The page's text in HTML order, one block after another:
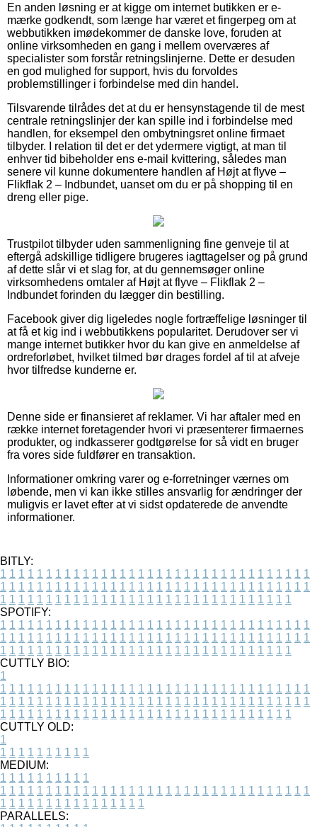
En anden løsning er at kigge om internet butikken er e-
mærke godkendt, som længe har været et fingerpeg om at
webbutikken imødekommer de danske love, foruden at
online virksomheden en gang i mellem overværes af
specialister som forstår retningslinjerne. Dette er desuden
en god mulighed for support, hvis du forvoldes
problemstillinger i forbindelse med din handel.
Tilsvarende tilrådes det at du er hensynstagende til de mest
centrale retningslinjer der kan spille ind i forbindelse med
handlen, for eksempel den ombytningsret online firmaet
tilbyder. I relation til det er det ydermere vigtigt, at man til
enhver tid bibeholder ens e-mail kvittering, således man
senere vil kunne dokumentere handlen af Højt at flyve –
Flikflak 2 – Indbundet, uanset om du er på shopping til en
dreng eller pige.
Trustpilot tilbyder uden sammenligning fine genveje til at
eftergå adskillige tidligere brugeres iagttagelser og på grund
af dette slår vi et slag for, at du gennemsøger online
virksomhedens omtaler af Højt at flyve – Flikflak 2 –
Indbundet forinden du lægger din bestilling.
Facebook giver dig ligeledes nogle fortræffelige løsninger til
at få et kig ind i webbutikkens popularitet. Derudover ser vi
mange internet butikker hvor du kan give en anmeldelse af
ordreforløbet, hvilket tilmed bør drages fordel af til at afveje
hvor tilfredse kunderne er.
Denne side er finansieret af reklamer. Vi har aftaler med en
række internet foretagender hvori vi præsenterer firmaernes
produkter, og indkasserer godtgørelse for så vidt en bruger
fra vores side fuldfører en transaktion.
Informationer omkring varer og e-forretninger værnes om
løbende, men vi kan ikke stilles ansvarlig for ændringer der
muligvis er lavet efter at vi sidst opdaterede de anvendte
informationer.
BITLY:
1 1 1 1 1 1 1 1 1 1 1 1 1 1 1 1 1 1 1 1 1 1 1 1 1 1 1 1 1 1 1 1 1 1
1 1 1 1 1 1 1 1 1 1 1 1 1 1 1 1 1 1 1 1 1 1 1 1 1 1 1 1 1 1 1 1 1 1
1 1 1 1 1 1 1 1 1 1 1 1 1 1 1 1 1 1 1 1 1 1 1 1 1 1 1 1 1 1 1 1
SPOTIFY:
1 1 1 1 1 1 1 1 1 1 1 1 1 1 1 1 1 1 1 1 1 1 1 1 1 1 1 1 1 1 1 1 1 1
1 1 1 1 1 1 1 1 1 1 1 1 1 1 1 1 1 1 1 1 1 1 1 1 1 1 1 1 1 1 1 1 1 1
1 1 1 1 1 1 1 1 1 1 1 1 1 1 1 1 1 1 1 1 1 1 1 1 1 1 1 1 1 1 1 1
CUTTLY BIO:
1
1 1 1 1 1 1 1 1 1 1 1 1 1 1 1 1 1 1 1 1 1 1 1 1 1 1 1 1 1 1 1 1 1 1
1 1 1 1 1 1 1 1 1 1 1 1 1 1 1 1 1 1 1 1 1 1 1 1 1 1 1 1 1 1 1 1 1 1
1 1 1 1 1 1 1 1 1 1 1 1 1 1 1 1 1 1 1 1 1 1 1 1 1 1 1 1 1 1 1 1
CUTTLY OLD:
1
1 1 1 1 1 1 1 1 1 1
MEDIUM:
1 1 1 1 1 1 1 1 1 1
1 1 1 1 1 1 1 1 1 1 1 1 1 1 1 1 1 1 1 1 1 1 1 1 1 1 1 1 1 1 1 1 1 1
1 1 1 1 1 1 1 1 1 1 1 1 1 1 1 1
PARALLELS: